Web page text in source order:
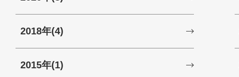
2018年(4)
2015年(1)